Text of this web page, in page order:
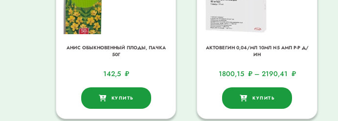
АНИС ОБЫКНОВЕННЫЙ ПЛОДЫ, ПАЧКА
50Г
142,5 ₽
КУПИТЬ
АКТОВЕГИН 0,04/МЛ 10МЛ N5 АМП Р-Р Д/
ИН
1800,15 ₽ – 2190,41 ₽
КУПИТЬ